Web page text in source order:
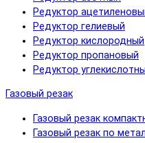
Редуктор
Редуктор гелиевый
Редуктор кислородный
Редуктор пропановый
Редуктор
Газовый резак
Газовый резак
Газовый резак по